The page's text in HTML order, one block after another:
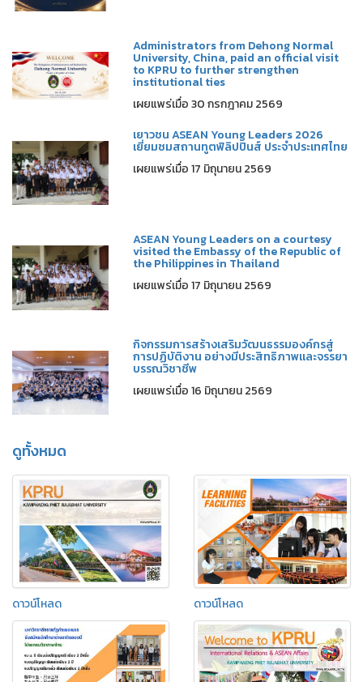
Administrators from Dehong Normal
University, China, paid an official visit
to KPRU to further strengthen
institutional ties
เผยแพร่เมื่อ 30 กรกฎาคม 2569
เยาวชน ASEAN Young Leaders 2026
เยี่ยมชมสถานทูตฟิลิปปินส์ ประจำประเทศไทย
เผยแพร่เมื่อ 17 มิถุนายน 2569
ASEAN Young Leaders on a courtesy
visited the Embassy of the Republic of
the Philippines in Thailand
เผยแพร่เมื่อ 17 มิถุนายน 2569
กิจกรรมการสร้างเสริมวัฒนธรรมองค์กรสู่
การปฏิบัติงาน อย่างมีประสิทธิภาพและจรรยา
บรรณวิชาชีพ
เผยแพร่เมื่อ 16 มิถุนายน 2569
ดูทั้งหมด
ดาวน์โหลด ดาวน์โหลด